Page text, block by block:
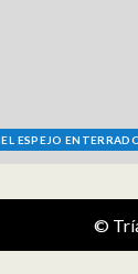
EL ESPEJO
©